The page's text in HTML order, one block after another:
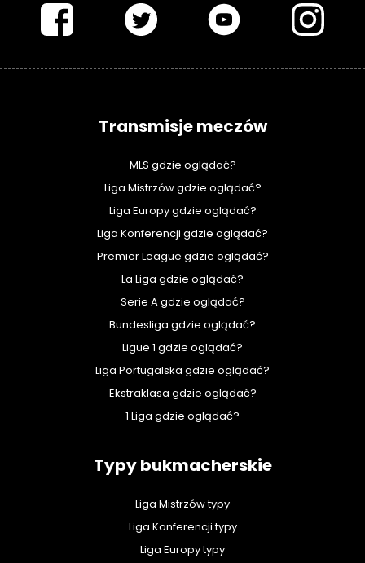
Transmisje meczów
MLS gdzie oglądać?
Liga Mistrzów gdzie oglądać?
Liga Europy gdzie oglądać?
Liga Konferencji gdzie oglądać?
Premier League gdzie oglądać?
La Liga gdzie oglądać?
Serie A gdzie oglądać?
Bundesliga gdzie oglądać?
Ligue 1 gdzie oglądać?
Liga Portugalska gdzie oglądać?
Ekstraklasa gdzie oglądać?
1 Liga gdzie oglądać?
Typy bukmacherskie
Liga Mistrzów typy
Liga Konferencji typy
Liga Europy typy